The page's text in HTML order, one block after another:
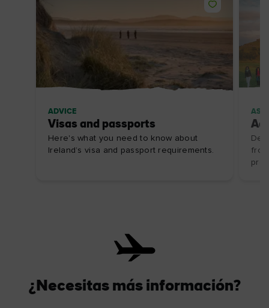
ADVICE
Visas and passports
Here's what you need to know about
Ireland’s visa and passport requirements.
¿Necesitas más información?